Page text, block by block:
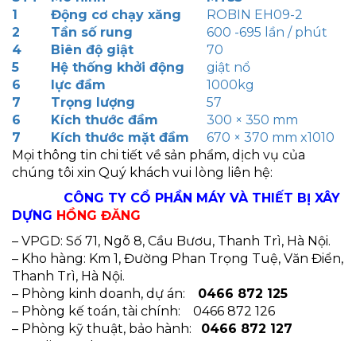
1
Động cơ chạy xăng
ROBIN EH09-2
2
Tần số rung
600 -695 lần / phút
4
Biên độ giật
70
5
Hệ thống khởi động
giật nổ
6
lực đầm
1000kg
7
Trọng lượng
57
6
Kích thước đầm
300 × 350 mm
7
Kích thước mặt đầm
670 × 370 mm x1010
Mọi thông tin chi tiết về sản phẩm, dịch vụ của
chúng tôi xin Quý khách vui lòng liên hệ:
CÔNG TY CỔ PHẦN MÁY VÀ THIẾT BỊ XÂY
DỰNG HỒNG ĐĂNG
– VPGD: Số 71, Ngõ 8, Cầu Bươu, Thanh Trì, Hà Nội.
– Kho hàng: Km 1, Đường Phan Trọng Tuệ, Văn Điển,
Thanh Trì, Hà Nội.
– Phòng kinh doanh, dự án: 0466 872 125
– Phòng kế toán, tài chính: 0466 872 126
– Phòng kỹ thuật, bảo hành: 0466 872 127